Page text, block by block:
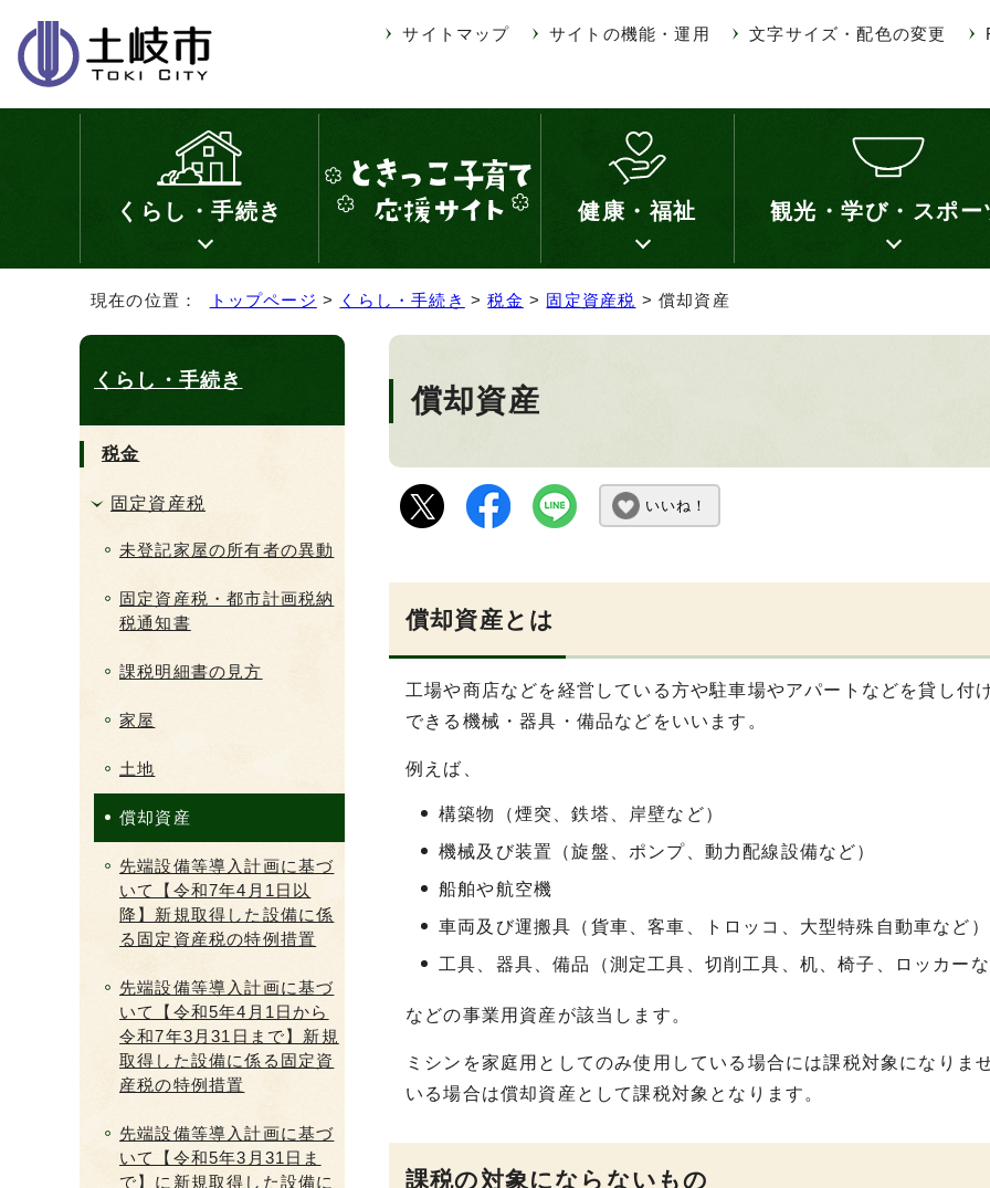
サイトマップ サイトの機能・運用 文字サイズ・配色の変更
くらし・手続き 健康・福祉 観光・学び・スポー
現在の位置： トップページ > くらし・手続き >税金 > 固定資産税 > 償却資産
償却資産
いいね！
償却資産とは
工場や商店などを経営している方や駐車場やアパートなどを貸し付
できる機械・器具・備品などをいいます。
例えば、
構築物（煙突、鉄塔、岸壁など）
機械及び装置（旋盤、ポンプ、動力配線設備など）
船舶や航空機
車両及び運搬具（貨車、客車、トロッコ、大型特殊自動車など）
工具、器具、備品（測定工具、切削工具、机、椅子、ロッカー
などの事業用資産が該当します。
ミシンを家庭用としてのみ使用している場合には課税対象になり
いる場合は償却資産として課税対象となります。
課税の対象にならないもの
くらし・手続き
税金
固定資産税
未登記家屋の所有者の異動
固定資産税・都市計画税納
税通知書
課税明細書の見方
家屋
土地
償却資産
先端設備等導入計画に基づ
いて【令和7年4月1日以
降】新規取得した設備に係
る固定資産税の特例措置
先端設備等導入計画に基づ
いて【令和5年4月1日から
令和7年3月31日まで】新規
取得した設備に係る固定資
産税の特例措置
先端設備等導入計画に基づ
いて【令和5年3月31日ま
で】に新規取得した設備に